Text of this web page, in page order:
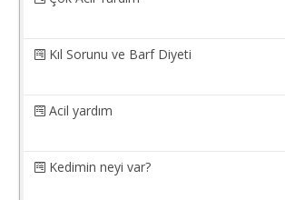
Kıl Sorunu ve Barf Diyeti
Acil yardım
Kedimin neyi var?